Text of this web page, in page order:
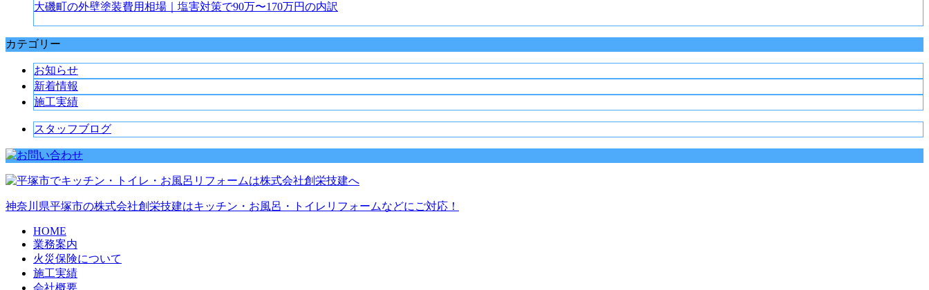
大磯町の外壁塗装費用相場｜塩害対策で90万〜170万円の内訳
カテゴリー
お知らせ
新着情報
施工実績
スタッフブログ
神奈川県平塚市の株式会社創栄技建はキッチン・お風呂・トイレリフォームなどにご対応！
HOME
業務案内
火災保険について
施工実績
会社概要